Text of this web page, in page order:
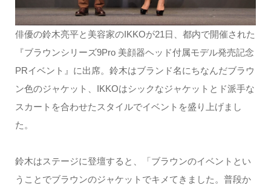
俳優の鈴木亮平と美容家のIKKOが21日、都内で開催された
『ブラウンシリーズ9Pro 美顔器ヘッド付属モデル発売記念
PRイベント』に出席。鈴木はブランド名にちなんだブラウ
ン色のジャケット、IKKOはシックなジャケットとド派手な
スカートを合わせたスタイルでイベントを盛り上げまし
た。
鈴木はステージに登壇すると、「ブラウンのイベントとい
うことでブラウンのジャケットでキメてきました。普段か